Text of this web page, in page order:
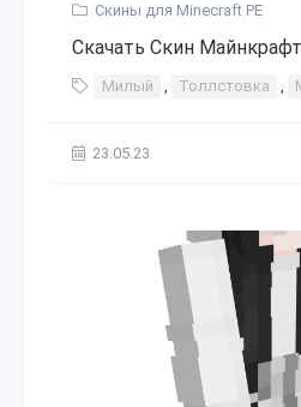
Скины для Minecraft PE
Скачать Скин Майнкрафт
Милый , Толлстовка ,
23.05.23